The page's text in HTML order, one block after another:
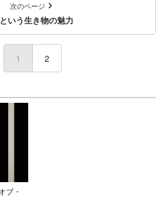
次のページ
いう生き物の魅力
1 (current)
2
ブ・